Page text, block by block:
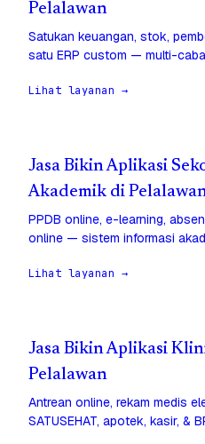
Pelalawan
Satukan keuangan, stok,
satu ERP custom — multi-
Lihat layanan →
Jasa Bikin Aplikasi
Akademik di
PPDB online, e-learning,
online — sistem informasi
Lihat layanan →
Jasa Bikin Aplikasi
Pelalawan
Antrean online, rekam medis
SATUSEHAT, apotek, kasir, &